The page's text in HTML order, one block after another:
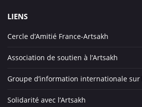
LIENS
Cercle d’Amitié France-Artsakh
Association de soutien à l’Artsakh
Groupe d’information internationale sur
Solidarité avec l’Artsakh